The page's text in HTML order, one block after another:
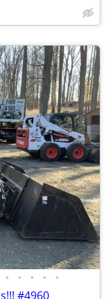
• • • • •
#4960